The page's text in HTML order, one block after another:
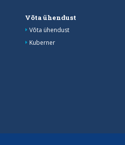
Võta ühendust
Võta ühendust
Kuberner